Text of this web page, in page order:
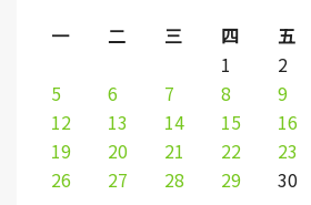
一 二 三 四 五
1
2
5
6 7 8 9
12
13 14 15 16
19
20 21 22 23
26
27 28 29 30